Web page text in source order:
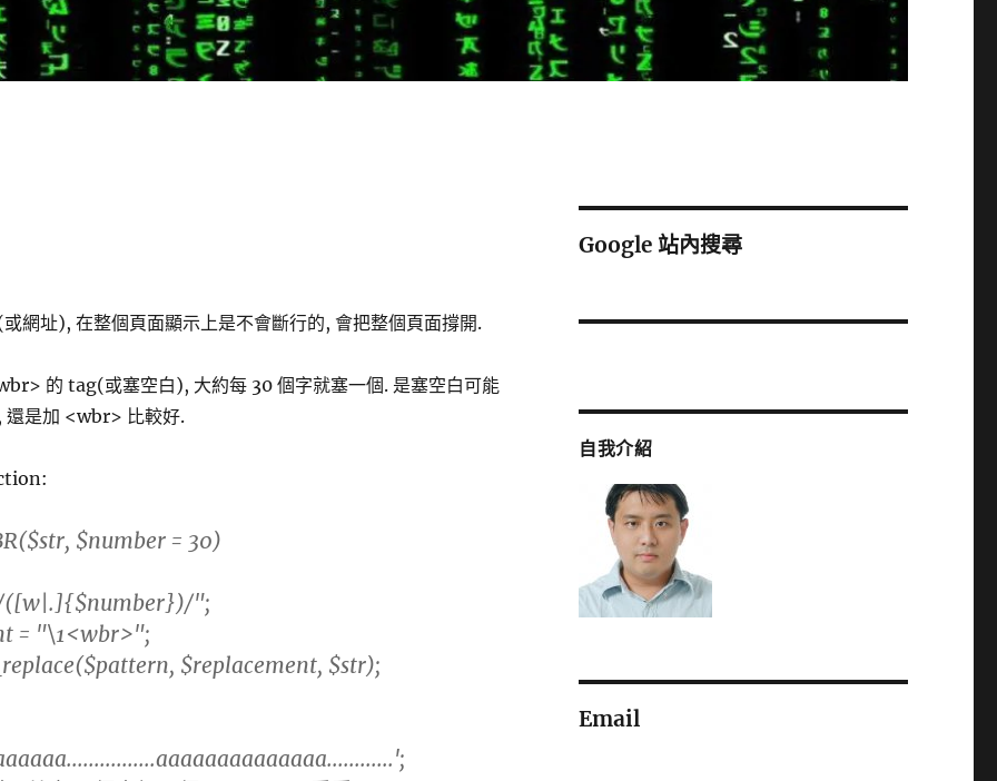
網址), 在整個頁面顯示上是不會斷行的, 會把整個頁面撐開.
的 tag(或塞空白), 大約每 30 個字就塞一個. 是塞空白可能
還是加 <wbr> 比較好.
$number = 30)
";
= "\1<wbr>";
$replacement, $str);
Google 站內搜尋
自我介紹
Email